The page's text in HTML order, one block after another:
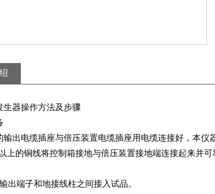
生器操作方法及步骤
输出电缆插座与倍压装置电缆插座用电缆连接好，本
上的铜线将控制箱接地与倍压装置接地端连接起来并可
出端子和地接线柱之间接入试品。